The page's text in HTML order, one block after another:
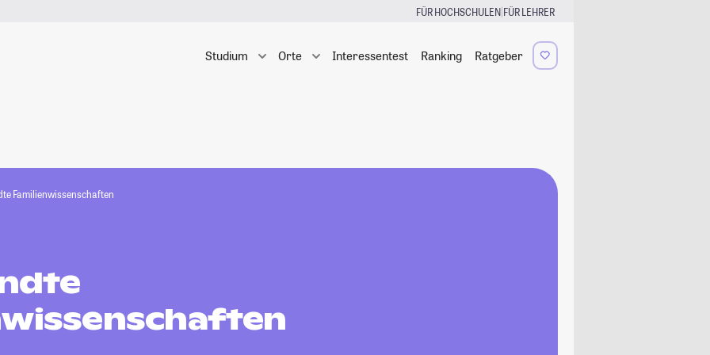
FÜR HOCHSCHULEN|FÜR LEHRER
Studium Orte Interessentest Ranking Ratgeber
Familienwissenschaften